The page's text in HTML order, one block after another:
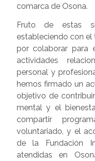
comarca de Osona.
Fruto de estas
estableciendo con el
por colaborar para
actividades
personal y
hemos firmado un
objetivo de
mental y el
compartir
voluntariado, y el
de la Fundación
atendidas en